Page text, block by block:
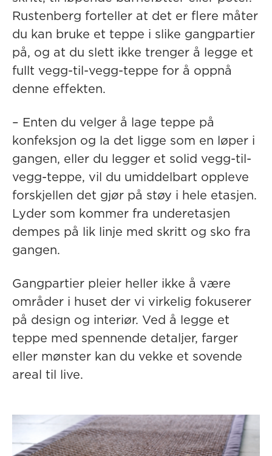
Rustenberg forteller at det er flere måter
du kan bruke et teppe i slike gangpartier
på, og at du slett ikke trenger å legge et
fullt vegg-til-vegg-teppe for å oppnå
denne effekten.
– Enten du velger å lage teppe på
konfeksjon og la det ligge som en løper i
gangen, eller du legger et solid vegg-til-
vegg-teppe, vil du umiddelbart oppleve
forskjellen det gjør på støy i hele etasjen.
Lyder som kommer fra underetasjen
dempes på lik linje med skritt og sko fra
gangen.
Gangpartier pleier heller ikke å være
områder i huset der vi virkelig fokuserer
på design og interiør. Ved å legge et
teppe med spennende detaljer, farger
eller mønster kan du vekke et sovende
areal til live.